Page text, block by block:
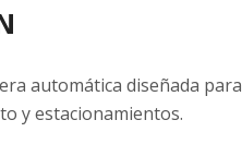
automática diseñada
y estacionamientos.